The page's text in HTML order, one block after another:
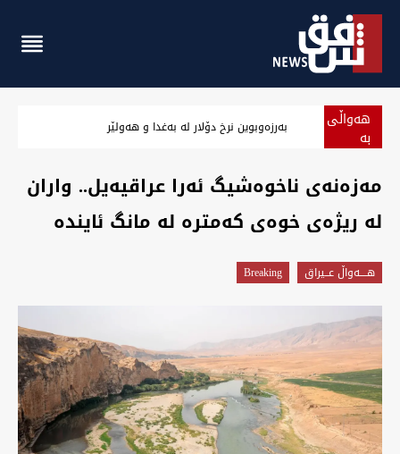
هەواڵی
بە ‏بەرزەوبوین نرخ دۆلار لە بەغدا و هەولێر
مەزەنەی ناخوەشیگ ئەرا عراقیەیل.. واران
لە ریژەی خوەی کەمترە لە مانگ ئایندە
هــــه‌واڵ عــیراق Breaking